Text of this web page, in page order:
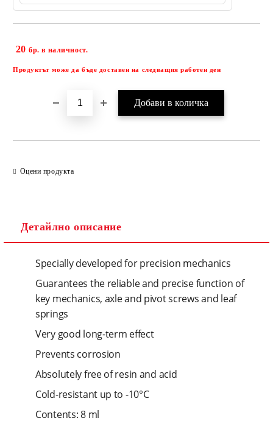
20 бр. в наличност.
Продуктът може да бъде доставен на следващия работен ден
Оцени продукта
Детайлно описание
Specially developed for precision mechanics
Guarantees the reliable and precise function of
key mechanics, axle and pivot screws and leaf
springs
Very good long-term effect
Prevents corrosion
Absolutely free of resin and acid
Cold-resistant up to -10°C
Contents: 8 ml